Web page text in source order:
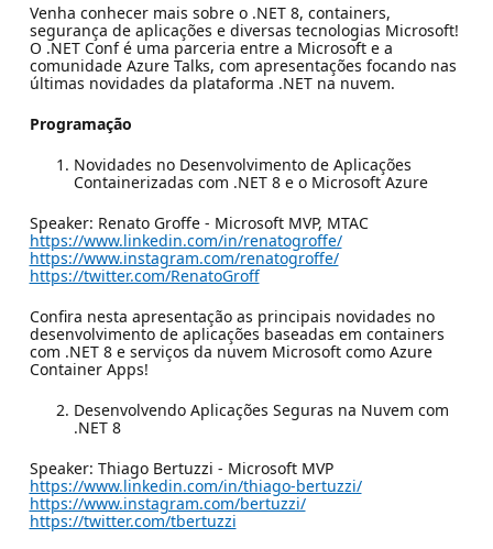
Venha conhecer mais sobre o .NET 8, containers,
segurança de aplicações e diversas tecnologias Microsoft!
O .NET Conf é uma parceria entre a Microsoft e a
comunidade Azure Talks, com apresentações focando nas
últimas novidades da plataforma .NET na nuvem.
Programação
Novidades no Desenvolvimento de Aplicações
Containerizadas com .NET 8 e o Microsoft Azure
Speaker: Renato Groffe - Microsoft MVP, MTAC
https://www.linkedin.com/in/renatogroffe/
https://www.instagram.com/renatogroffe/
https://twitter.com/RenatoGroff
Confira nesta apresentação as principais novidades no
desenvolvimento de aplicações baseadas em containers
com .NET 8 e serviços da nuvem Microsoft como Azure
Container Apps!
Desenvolvendo Aplicações Seguras na Nuvem com
.NET 8
Speaker: Thiago Bertuzzi - Microsoft MVP
https://www.linkedin.com/in/thiago-bertuzzi/
https://www.instagram.com/bertuzzi/
https://twitter.com/tbertuzzi